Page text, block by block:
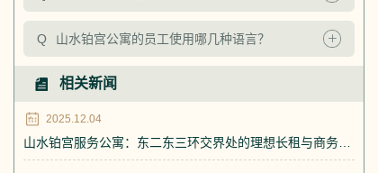
Q 山水铂宫公寓的员工使用哪几种语言？
相关新闻
2025.12.04
山水铂宫服务公寓：东二东三环交界处的理想长租与商务接待之选